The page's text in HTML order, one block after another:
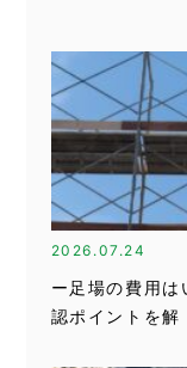
2026.07.24
ー足場の費用
認ポイントを解